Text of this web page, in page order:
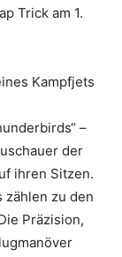
Trick am 1.
Kampfjets
–
der
ihren Sitzen.
zählen zu den
Präzision,